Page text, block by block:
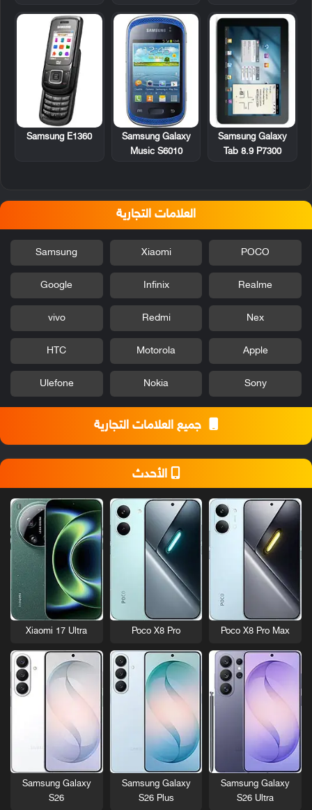
Samsung Galaxy
Tab 8.9 P7300
Samsung Galaxy
Music S6010
Samsung E1360
العلامات التجارية
POCO
Xiaomi
Samsung
Realme
Infinix
Google
Nex
Redmi
vivo
Apple
Motorola
HTC
Sony
Nokia
Ulefone
جميع العلامات التجارية
الأحدث
Poco X8 Pro Max
Poco X8 Pro
Xiaomi 17 Ultra
Samsung Galaxy
S26 Ultra
Samsung Galaxy
S26 Plus
Samsung Galaxy
S26